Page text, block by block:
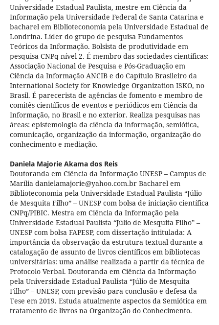
Universidade Estadual Paulista, mestre em Ciência da
Informação pela Universidade Federal de Santa Catarina e
bacharel em Biblioteconomia pela Universidade Estadual de
Londrina. Líder do grupo de pesquisa Fundamentos
Teóricos da Informação. Bolsista de produtividade em
pesquisa CNPq nível 2. É membro das sociedades científicas:
Associação Nacional de Pesquisa e Pós-Graduação em
Ciência da Informação ANCIB e do Capítulo Brasileiro da
International Society for Knowledge Organization ISKO, no
Brasil. É parecerista de agências de fomento e membro de
comitês científicos de eventos e periódicos em Ciência da
Informação, no Brasil e no exterior. Realiza pesquisas nas
áreas: epistemologia da ciência da informação, semiótica,
comunicação, organização da informação, organização do
conhecimento e mediação.
Daniela Majorie Akama dos Reis
Doutoranda em Ciência da Informação UNESP – Campus de
Marília danielamajorie@yahoo.com.br Bacharel em
Biblioteconomia pela Universidade Estadual Paulista “Júlio
de Mesquita Filho” – UNESP com bolsa de iniciação científica
CNPq/PIBIC. Mestra em Ciência da Informação pela
Universidade Estadual Paulista “Júlio de Mesquita Filho” –
UNESP com bolsa FAPESP, com dissertação intitulada: A
importância da observação da estrutura textual durante a
catalogação de assunto de livros científicos em bibliotecas
universitárias: uma análise realizada a partir da técnica de
Protocolo Verbal. Doutoranda em Ciência da Informação
pela Universidade Estadual Paulista “Júlio de Mesquita
Filho” – UNESP, com previsão para conclusão e defesa da
Tese em 2019. Estuda atualmente aspectos da Semiótica em
tratamento de livros na Organização do Conhecimento.